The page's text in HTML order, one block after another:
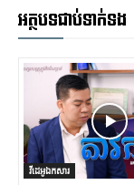
អត្ថបទជាប់ទាក់ទង
វីដេអូឯកសារ